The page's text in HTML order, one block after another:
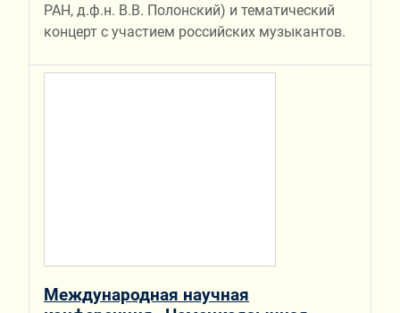
РАН, д.ф.н. В.В. Полонский) и тематический
концерт с участием российских музыкантов.
Международная научная